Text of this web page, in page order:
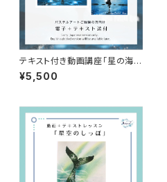
テキスト付き動画講座「星の海の
ファンタジア」（電子教材＋テキ
スト送付）
¥5,500